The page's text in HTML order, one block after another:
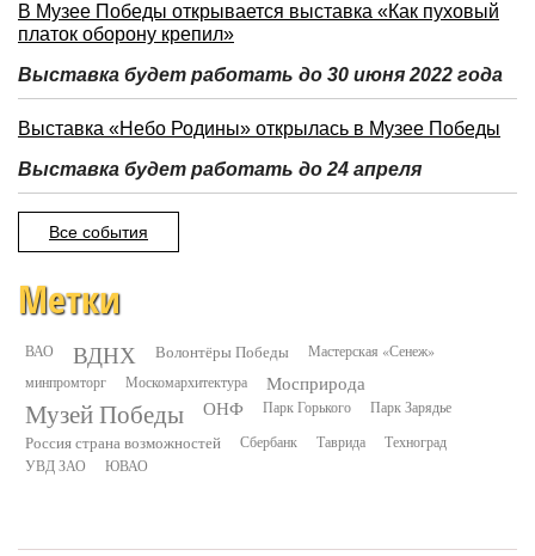
В Музее Победы открывается выставка «Как пуховый
платок оборону крепил»
Выставка будет работать до 30 июня 2022 года
Выставка «Небо Родины» открылась в Музее Победы
Выставка будет работать до 24 апреля
Все события
Метки
ВАО ВДНХ Волонтёры Победы
Мастерская «Сенеж»
минпромторг
Москомархитектура Мосприрода
Музей Победы ОНФ Парк Горького Парк Зарядье
Россия страна возможностей Сбербанк Таврида
Техноград
УВД ЗАО
ЮВАО